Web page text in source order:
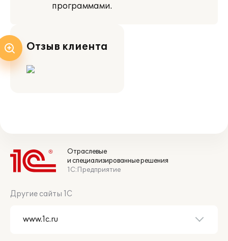
программами.
Отзыв клиента
Отраслевые
и специализированные решения
1С:Предприятие
Другие сайты 1С